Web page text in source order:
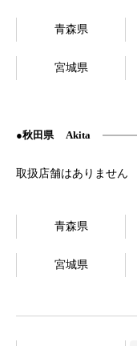
青森県
宮城県
秋田県 Akita
青森県
宮城県